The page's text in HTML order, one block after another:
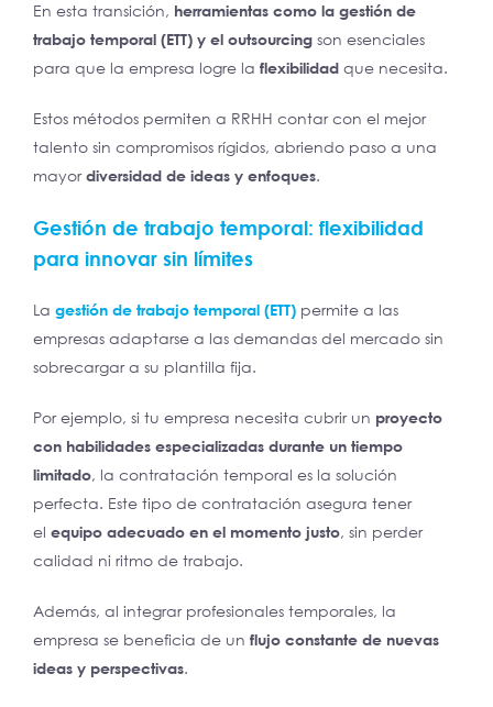
En esta transición, herramientas como la gestión de
trabajo temporal (ETT) y el outsourcing son esenciales
para que la empresa logre la flexibilidad que necesita.
Estos métodos permiten a RRHH contar con el mejor
talento sin compromisos rígidos, abriendo paso a una
mayordiversidad de ideas y enfoques.
Gestión de trabajo temporal: flexibilidad
para innovar sin límites
La gestión de trabajo temporal (ETT) permite a las
empresas adaptarse a las demandas del mercado sin
sobrecargar a su plantilla fija.
Por ejemplo, si tu empresa necesita cubrir un proyecto
con habilidades especializadas durante un tiempo
limitado, la contratación temporal es la solución
perfecta. Este tipo de contratación asegura tener
el equipo adecuado en el momento justo, sin perder
calidad ni ritmo de trabajo.
Además, al integrar profesionales temporales, la
empresa se beneficia de un flujo constante de nuevas
ideas y perspectivas.